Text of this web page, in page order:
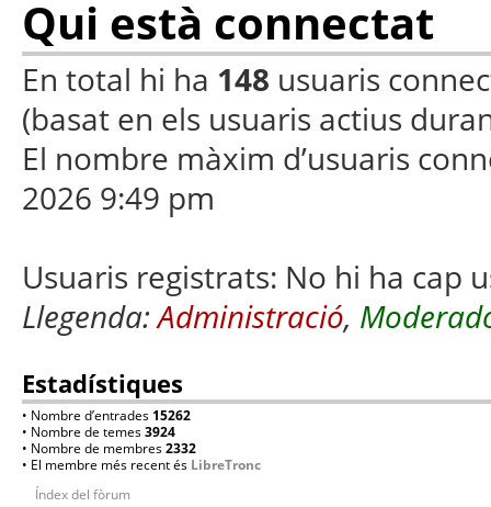
Qui està connectat
En total hi ha 148 usuaris
(basat en els usuaris actius
El nombre màxim d’usuaris
2026 9:49 pm
Usuaris registrats: No hi ha cap
Llegenda:Administració,
Estadístiques
• Nombre d’entrades 15262
• Nombre de temes3924
• Nombre de membres2332
• El membre més recent és LibreTronc
Índex del fòrum